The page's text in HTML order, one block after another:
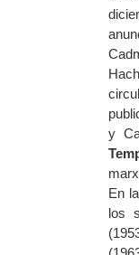
y
En
los